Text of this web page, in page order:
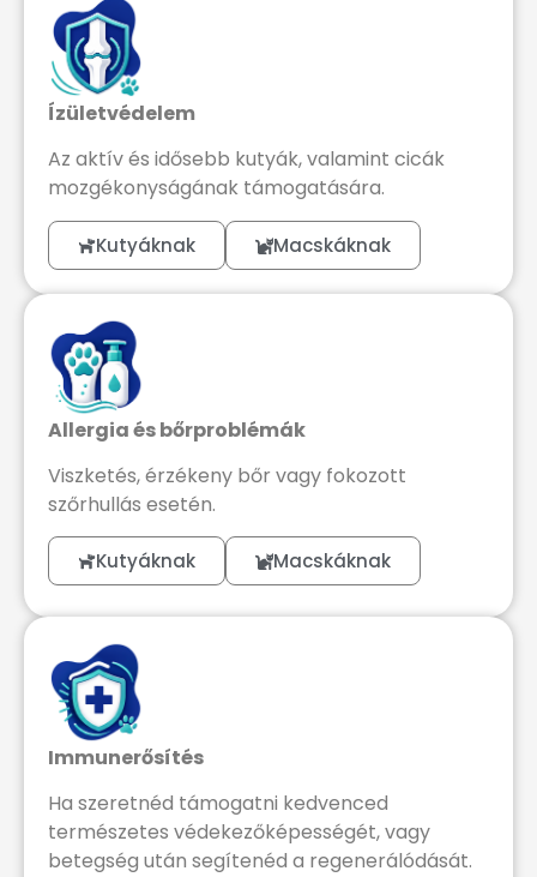
Ízületvédelem
Az aktív és idősebb kutyák, valamint cicák
mozgékonyságának támogatására.
Kutyáknak Macskáknak
Allergia és bőrproblémák
Viszketés, érzékeny bőr vagy fokozott
szőrhullás esetén.
Kutyáknak Macskáknak
Immunerősítés
Ha szeretnéd támogatni kedvenced
természetes védekezőképességét, vagy
betegség után segítenéd a regenerálódását.